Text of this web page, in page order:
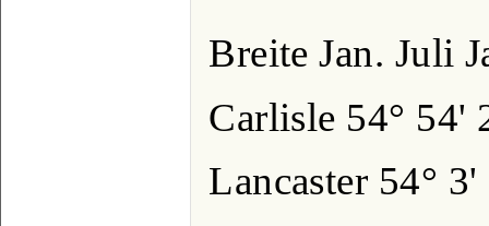
Breite Jan. Juli
Carlisle 54° 54'
Lancaster 54°